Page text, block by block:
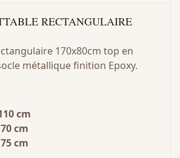
RECTANGULAIRE
170x80cm top en
métallique finition Epoxy.
cm
cm
cm